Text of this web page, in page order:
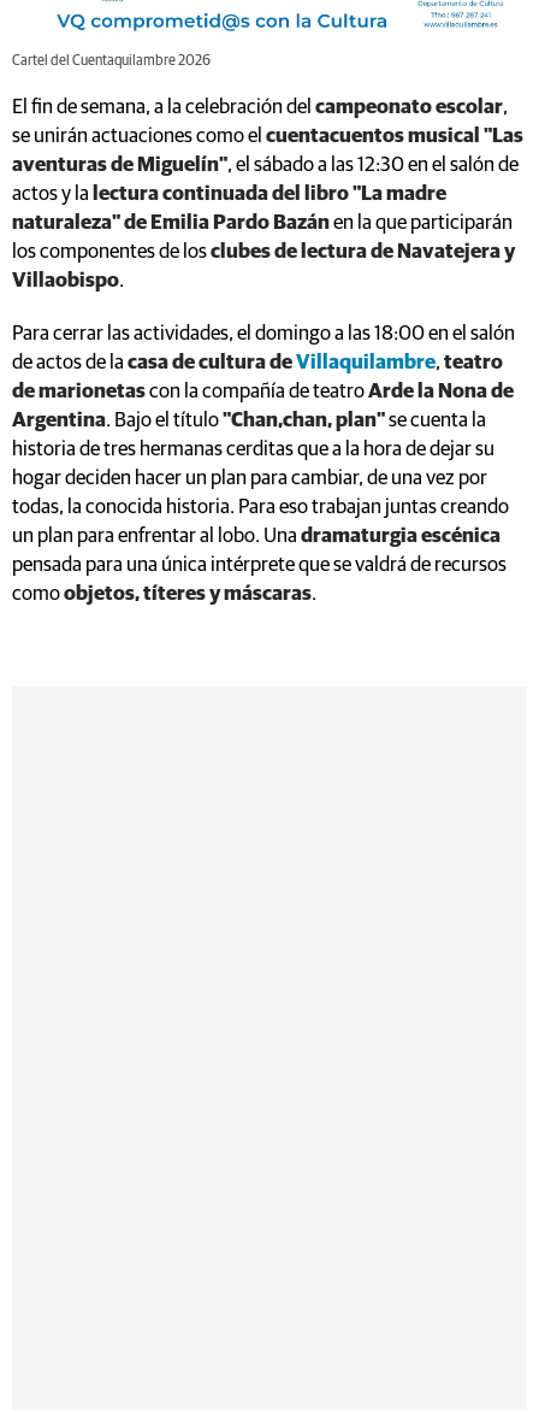
Cartel del Cuentaquilambre 2026
El fin de semana, a la celebración del campeonato escolar,
se unirán actuaciones como el cuentacuentos musical "Las
aventuras de Miguelín", el sábado a las 12:30 en el salón de
actos y la lectura continuada del libro "La madre
naturaleza" de Emilia Pardo Bazánen la que participarán
los componentes de losclubes de lectura de Navatejera y
Villaobispo.
Para cerrar las actividades, el domingo a las 18:00 en el salón
de actos de la casa de cultura deVillaquilambre, teatro
de marionetascon la compañía de teatroArde la Nona de
Argentina. Bajo el título"Chan,chan, plan"se cuenta la
historia de tres hermanas cerditas que a la hora de dejar su
hogar deciden hacer un plan para cambiar, de una vez por
todas, la conocida historia. Para eso trabajan juntas creando
un plan para enfrentar al lobo. Una dramaturgia escénica
pensada para una única intérprete que se valdrá de recursos
comoobjetos, títeres y máscaras.